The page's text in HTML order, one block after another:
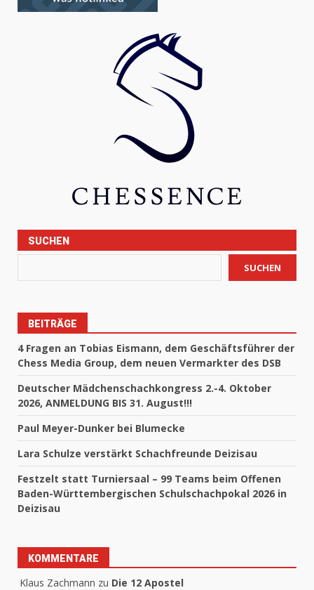
SUCHEN
SUCHEN
BEITRÄGE
4 Fragen an Tobias Eismann, dem Geschäftsführer der
Chess Media Group, dem neuen Vermarkter des DSB
Deutscher Mädchenschachkongress 2.-4. Oktober
2026, ANMELDUNG BIS 31. August!!!
Paul Meyer-Dunker bei Blumecke
Lara Schulze verstärkt Schachfreunde Deizisau
Festzelt statt Turniersaal – 99 Teams beim Offenen
Baden-Württembergischen Schulschachpokal 2026 in
Deizisau
KOMMENTARE
Klaus Zachmann zu Die 12 Apostel